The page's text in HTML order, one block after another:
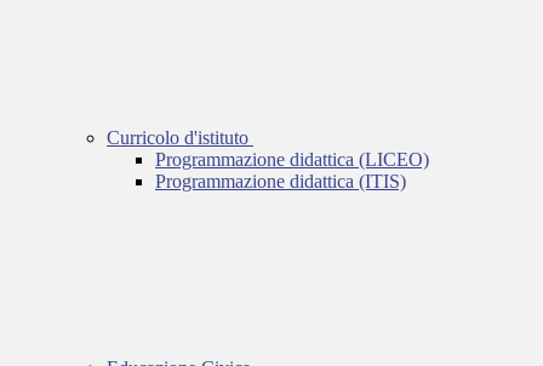
Curricolo d'istituto
Programmazione didattica (LICEO)
Programmazione didattica (ITIS)